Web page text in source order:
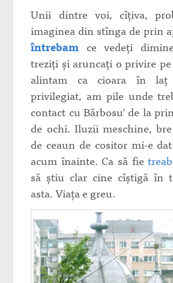
Unii dintre voi, cîţiva,
imaginea din stînga de prin
întrebam ce vedeţi
treziţi şi aruncaţi o privire
alintam ca cioara în
privilegiat, am pile unde
contact cu Bărbosu’ de la
de ochi. Iluzii meschine,
de ceaun de cositor mi-e
acum înainte. Ca să fie
să ştiu clar cine cîştigă în
asta. Viaţa e greu.